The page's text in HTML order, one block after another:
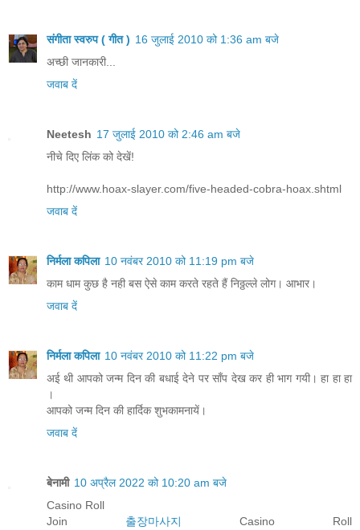
संगीता स्वरुप ( गीत ) 16 जुलाई 2010 को 1:36 am बजे
अच्छी जानकारी...
जवाब दें
Neetesh 17 जुलाई 2010 को 2:46 am बजे
नीचे दिए लिंक को देखें!
http://www.hoax-slayer.com/five-headed-cobra-hoax.shtml
जवाब दें
निर्मला कपिला 10 नवंबर 2010 को 11:19 pm बजे
काम धाम कुछ है नही बस ऐसे काम करते रहते हैं निठ्ठल्ले लोग। आभार।
जवाब दें
निर्मला कपिला 10 नवंबर 2010 को 11:22 pm बजे
अई थी आपको जन्म दिन की बधाई देने पर साँप देख कर ही भाग गयी। हा हा हा
।
आपको जन्म दिन की हार्दिक शुभकामनायें।
जवाब दें
बेनामी 10 अप्रैल 2022 को 10:20 am बजे
Casino Roll
‎Join 출장마사지
Casino Roll